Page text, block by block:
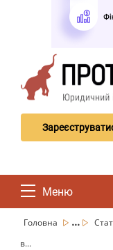
Меню
Головна ...
в...